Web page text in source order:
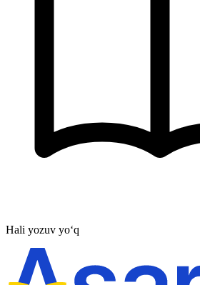
Hali yozuv yo‘q